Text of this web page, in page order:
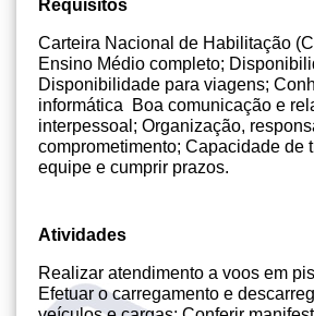
Requisitos
Carteira Nacional de Habilitação
Ensino Médio completo;
Disponibilidade para viagens;
informática Boa comunicação e
interpessoal; Organização,
comprometimento; Capacidade de
equipe e cumprir prazos.
Atividades
Realizar atendimento a voos em
Efetuar o carregamento e